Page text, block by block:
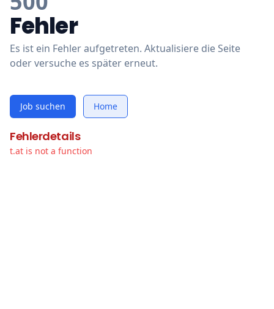
Fehler
Es ist ein Fehler aufgetreten. Aktualisiere die Seite
oder versuche es später erneut.
Job suchen Home
Fehlerdetails
t.at is not a function